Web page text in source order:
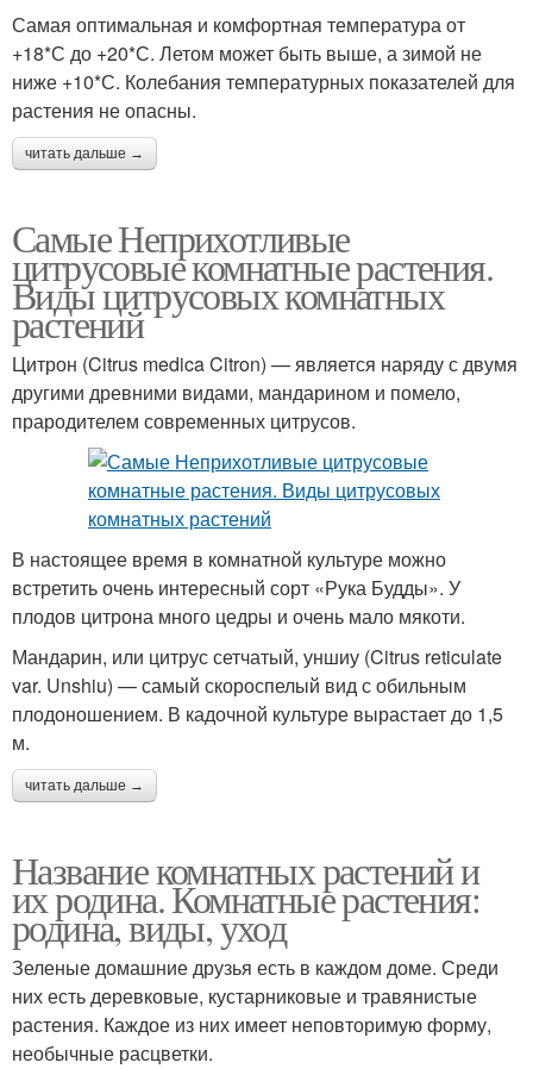
Самая оптимальная и комфортная температура от
+18*С до +20*С. Летом может быть выше, а зимой не
ниже +10*С. Колебания температурных показателей для
растения не опасны.
читать дальше →
Самые Неприхотливые
цитрусовые комнатные растения.
Виды цитрусовых комнатных
растений
Цитрон (Citrus medica Citron) — является наряду с двумя
другими древними видами, мандарином и помело,
прародителем современных цитрусов.
В настоящее время в комнатной культуре можно
встретить очень интересный сорт «Рука Будды». У
плодов цитрона много цедры и очень мало мякоти.
Мандарин, или цитрус сетчатый, уншиу (Citrus reticulate
var. Unshiu) — самый скороспелый вид с обильным
плодоношением. В кадочной культуре вырастает до 1,5
м.
читать дальше →
Название комнатных растений и
их родина. Комнатные растения:
родина, виды, уход
Зеленые домашние друзья есть в каждом доме. Среди
них есть деревковые, кустарниковые и травянистые
растения. Каждое из них имеет неповторимую форму,
необычные расцветки.